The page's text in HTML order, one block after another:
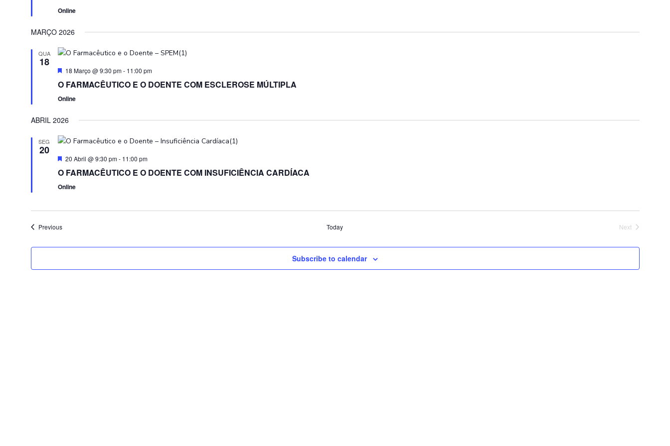
Online
MARÇO 2026
QUA
18
Featured
18 Março @ 9:30 pm- 11:00 pm
O FARMACÊUTICO E O DOENTE COM ESCLEROSE MÚLTIPLA
Online
ABRIL 2026
SEG
20
Featured
20 Abril @ 9:30 pm- 11:00 pm
O FARMACÊUTICO E O DOENTE COM INSUFICIÊNCIA CARDÍACA
Online
PreviousEvents Today
Next
Subscribe to calendar